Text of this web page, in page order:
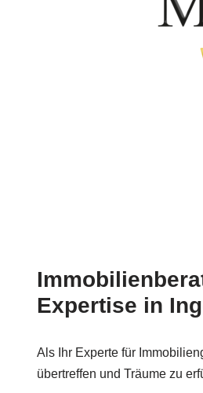
Expertise in
Als Ihr Experte für
übertreffen und Träume zu